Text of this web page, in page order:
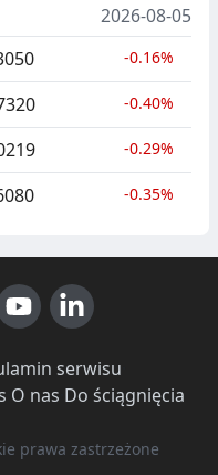
2026-08-05
-0.16%
-0.40%
-0.29%
-0.35%
serwisu
O nas Do ściągnięcia
prawa zastrzeżone